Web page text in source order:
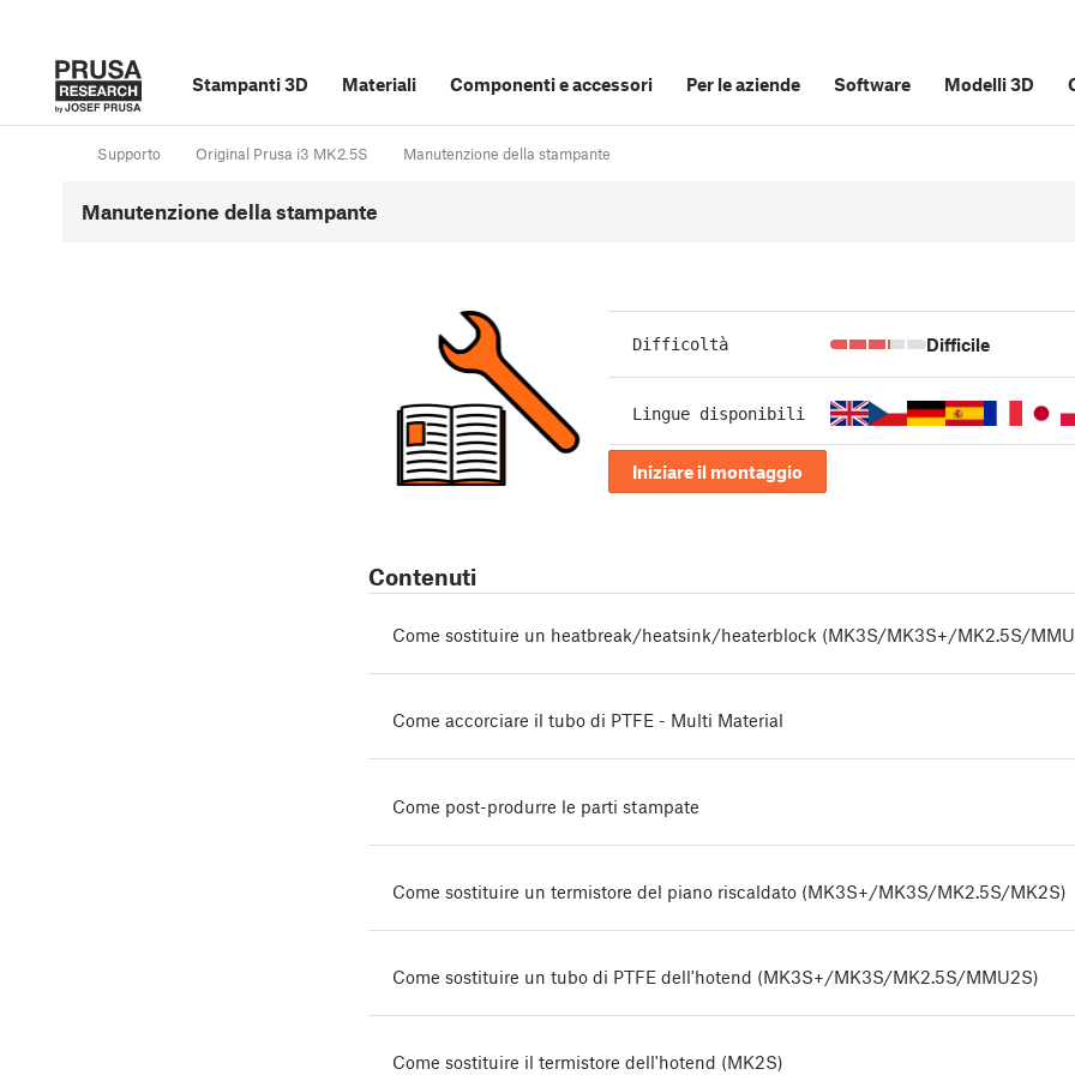
Stampanti 3D Materiali Componenti e accessori Per le aziende Software Modelli 3D
Supporto Original Prusa i3 MK2.5S Manutenzione della stampante
Manutenzione della stampante
Difficoltà Difficile
Lingue disponibili
Iniziare il montaggio
Contenuti
Come sostituire un heatbreak/heatsink/heaterblock (MK3S/MK3S+/MK2.5S/
Come accorciare il tubo di PTFE - Multi Material
Come post-produrre le parti stampate
Come sostituire un termistore del piano riscaldato (MK3S+/MK3S/MK2.5S/MK2S)
Come sostituire un tubo di PTFE dell'hotend (MK3S+/MK3S/MK2.5S/MMU2S)
Come sostituire il termistore dell'hotend (MK2S)